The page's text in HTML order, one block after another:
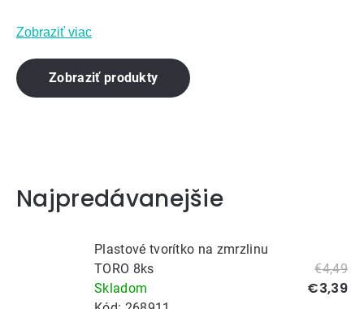
Zobraziť viac
Zobraziť produkty
Najpredávanejšie
Plastové tvorítko na zmrzlinu
TORO 8ks
Skladom
€4,49
€3,39